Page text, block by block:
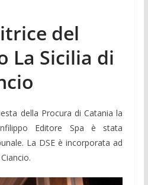
del
La Sicilia di
della Procura di Catania la
Editore Spa è stata
La DSE è incorporata ad